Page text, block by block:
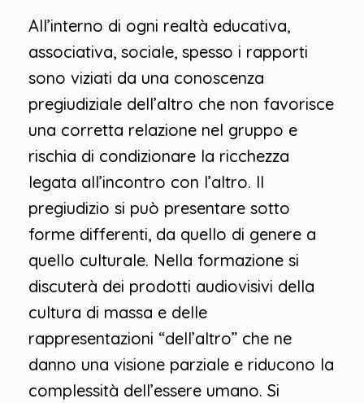
All’interno di ogni realtà educativa,
associativa, sociale, spesso i rapporti
sono viziati da una conoscenza
pregiudiziale dell’altro che non favorisce
una corretta relazione nel gruppo e
rischia di condizionare la ricchezza
legata all’incontro con l’altro. Il
pregiudizio si può presentare sotto
forme differenti, da quello di genere a
quello culturale. Nella formazione si
discuterà dei prodotti audiovisivi della
cultura di massa e delle
rappresentazioni “dell’altro” che ne
danno una visione parziale e riducono la
complessità dell’essere umano. Si